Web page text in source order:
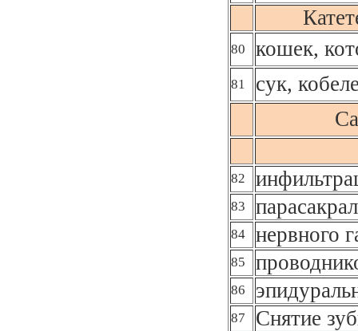
80 кошек,
81
сук,
82
83
84 нервного
85
86
87
Снятие